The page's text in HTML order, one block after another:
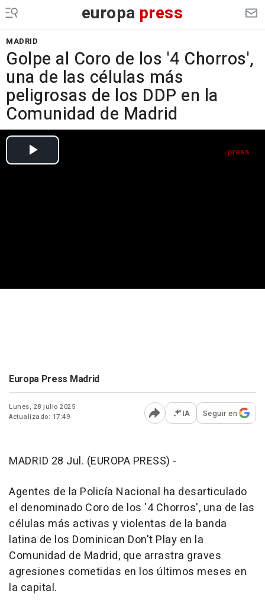
europa press
MADRID
Golpe al Coro de los '4 Chorros',
una de las células más
peligrosas de los DDP en la
Comunidad de Madrid
Europa Press Madrid
Lunes, 28 julio 2025
Actualizado: 17:49
Abrir opciones para
IA Seguir en
MADRID 28 Jul. (EUROPA PRESS) -
Agentes de la Policía Nacional ha desarticulado
el denominado Coro de los '4 Chorros', una de las
células más activas y violentas de la banda
latina de los Dominican Don't Play en la
Comunidad de Madrid, que arrastra graves
agresiones cometidas en los últimos meses en
la capital.